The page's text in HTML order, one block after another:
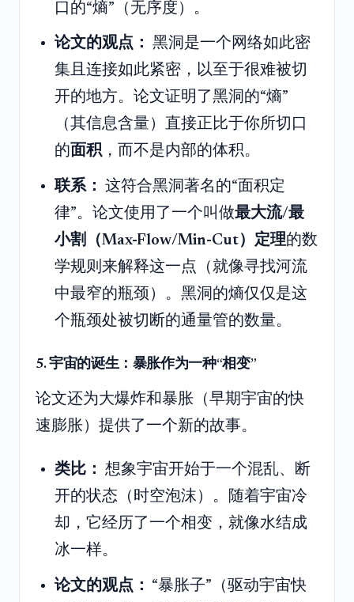
口的“熵”（无序度）。
论文的观点： 黑洞是一个网络如此密
集且连接如此紧密，以至于很难被切
开的地方。论文证明了黑洞的“熵”
（其信息含量）直接正比于你所切口
的 面积，而不是内部的体积。
联系： 这符合黑洞著名的“面积定
律”。论文使用了一个叫做最大流/最
小割（Max-Flow/Min-Cut）定理的数
学规则来解释这一点（就像寻找河流
中最窄的瓶颈）。黑洞的熵仅仅是这
个瓶颈处被切断的通量管的数量。
5. 宇宙的诞生：暴胀作为一种“相变”
论文还为大爆炸和暴胀（早期宇宙的快
速膨胀）提供了一个新的故事。
类比： 想象宇宙开始于一个混乱、断
开的状态（时空泡沫）。随着宇宙冷
却，它经历了一个相变，就像水结成
冰一样。
论文的观点： “暴胀子”（驱动宇宙快